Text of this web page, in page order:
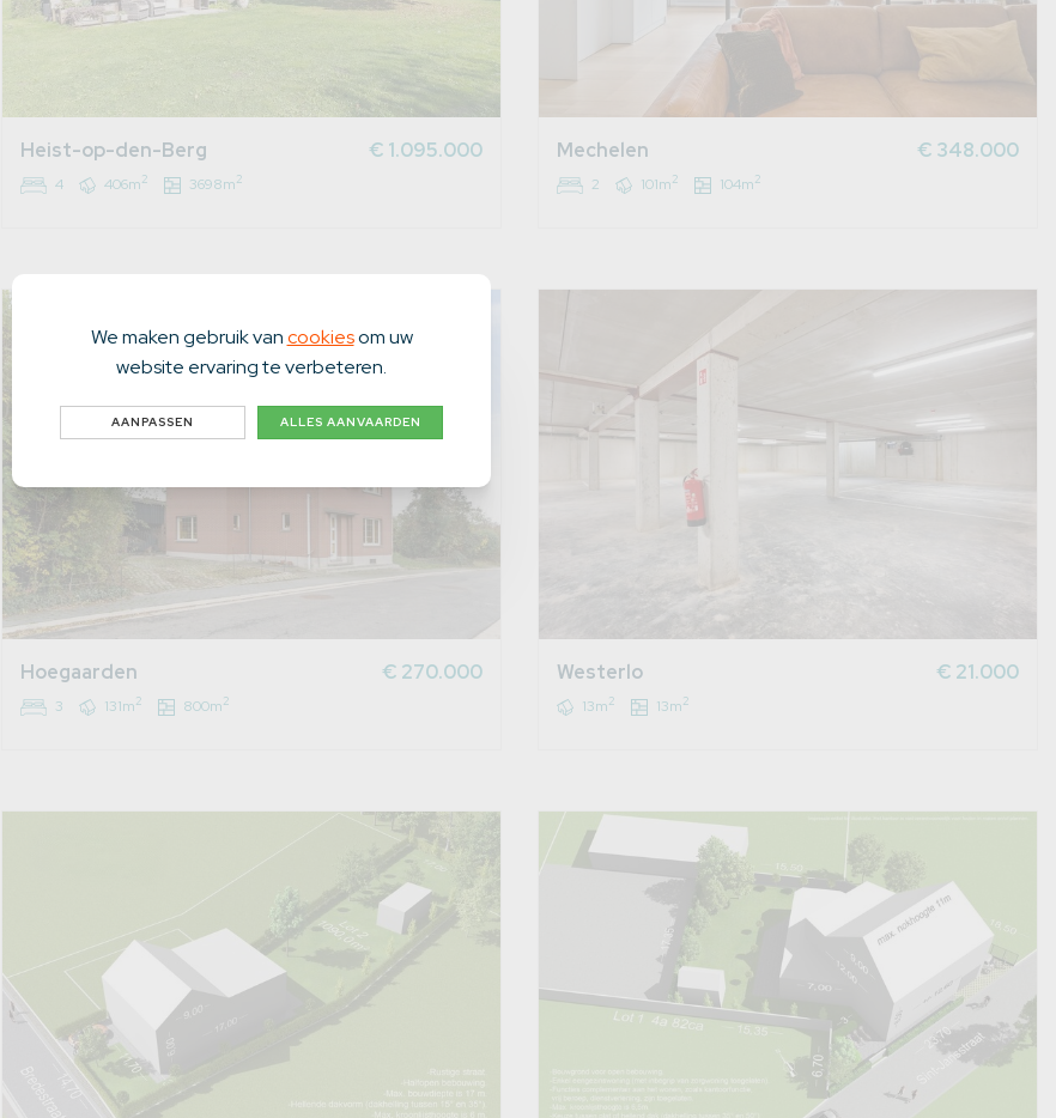
Heist-op-den-Berg € 1.095.000
4 406m2 3698m2
Mechelen € 348.000
2 101m2 104m2
Hoegaarden € 270.000
3 131m2 800m2
Westerlo € 21.000
13m2 13m2
We maken gebruik vancookiesom uw
website ervaring te verbeteren.
AANPASSEN ALLES AANVAARDEN